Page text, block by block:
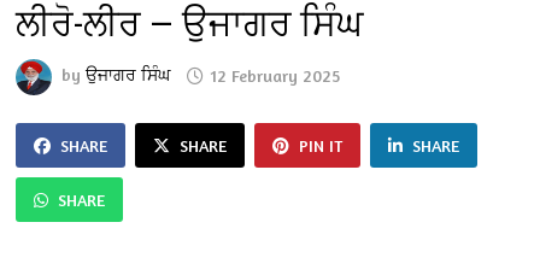
ਲੀਰੋ-ਲੀਰ — ਉਜਾਗਰ ਸਿੰਘ
byਉਜਾਗਰ ਸਿੰਘ 12 February 2025
SHARE SHARE PIN IT SHARE
SHARE